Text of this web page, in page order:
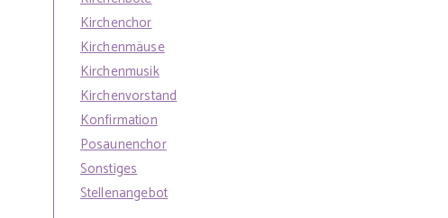
Kirchenchor
Kirchenmäuse
Kirchenmusik
Kirchenvorstand
Konfirmation
Posaunenchor
Sonstiges
Stellenangebot